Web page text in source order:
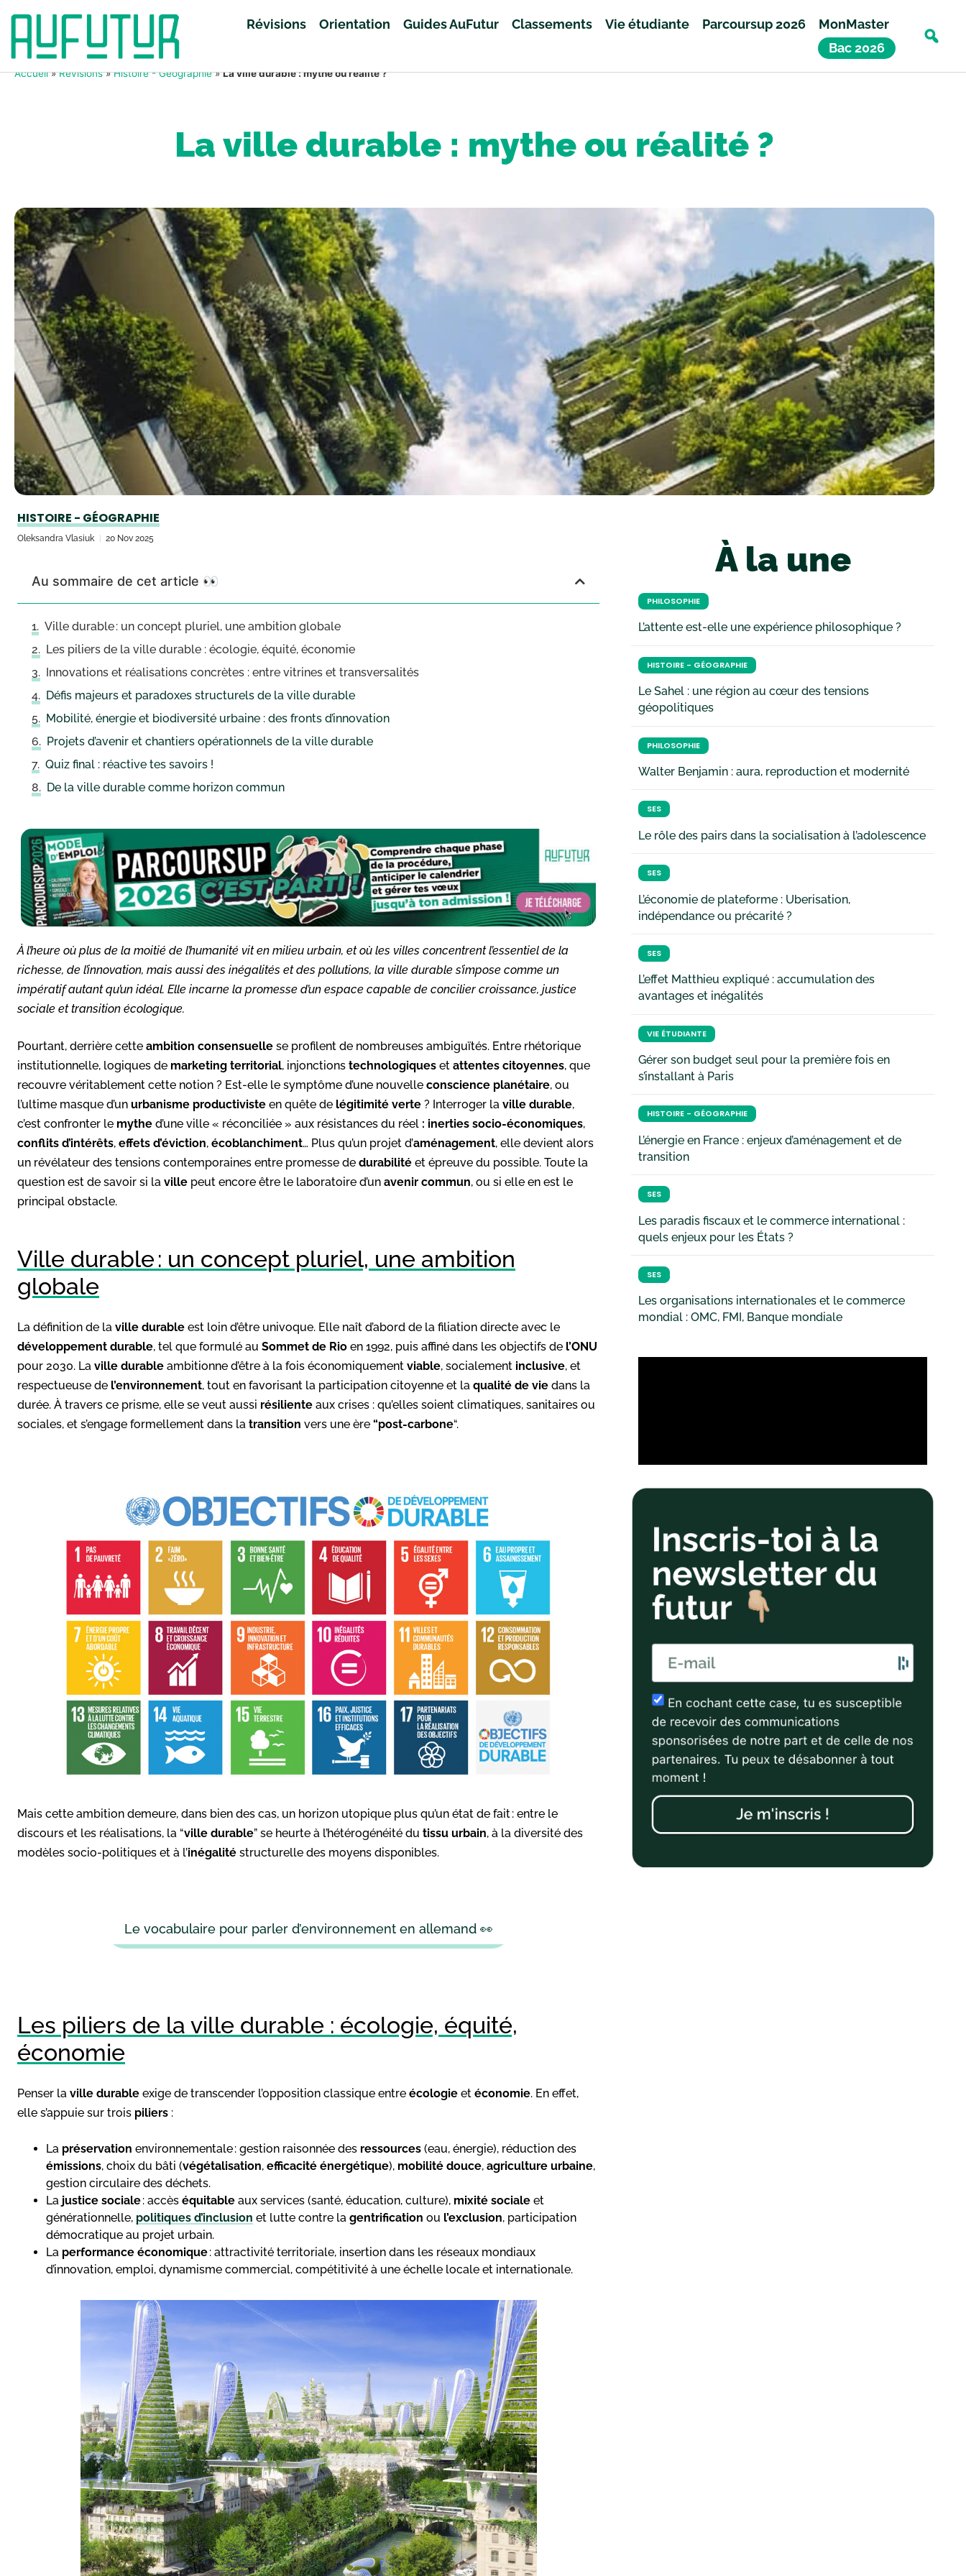
Révisions Orientation Guides AuFutur Classements Vie étudiante Parcoursup 2026
MonMaster
Bac 2026
Accueil»Révisions»Histoire - Géographie»La ville durable : mythe ou réalité ?
La ville durable : mythe ou réalité ?
HISTOIRE - GÉOGRAPHIE
Oleksandra Vlasiuk 20 Nov 2025
Au sommaire de cet article 👀
Ville durable : un concept pluriel, une ambition globale
Les piliers de la ville durable : écologie, équité, économie
Innovations et réalisations concrètes : entre vitrines et transversalités
Défis majeurs et paradoxes structurels de la ville durable
Mobilité, énergie et biodiversité urbaine : des fronts d’innovation
Projets d’avenir et chantiers opérationnels de la ville durable
Quiz final : réactive tes savoirs !
De la ville durable comme horizon commun
À l’heure où plus de la moitié de l’humanité vit en milieu urbain, et où les villes concentrent l’essentiel de la
richesse, de l’innovation, mais aussi des inégalités et des pollutions, la ville durable s’impose comme un
impératif autant qu’un idéal. Elle incarne la promesse d’un espace capable de concilier croissance, justice
sociale et transition écologique.
Pourtant, derrière cette ambition consensuelle se profilent de nombreuses ambiguïtés. Entre rhétorique
institutionnelle, logiques de marketing territorial, injonctions technologiques et attentes citoyennes, que
recouvre véritablement cette notion ? Est-elle le symptôme d’une nouvelle conscience planétaire, ou
l’ultime masque d’un urbanisme productiviste en quête de légitimité verte ? Interroger la ville durable,
c’est confronter le mythe d’une ville « réconciliée » aux résistances du réel : inerties socio-économiques,
conflits d’intérêts, effets d’éviction, écoblanchiment… Plus qu’un projet d’aménagement, elle devient alors
un révélateur des tensions contemporaines entre promesse de durabilité et épreuve du possible. Toute la
question est de savoir si la ville peut encore être le laboratoire d’un avenir commun, ou si elle en est le
principal obstacle.
Ville durable : un concept pluriel, une ambition
globale
La définition de la ville durable est loin d’être univoque. Elle naît d’abord de la filiation directe avec le
développement durable, tel que formulé au Sommet de Rio en 1992, puis affiné dans les objectifs de l’ONU
pour 2030. La ville durable ambitionne d’être à la fois économiquement viable, socialement inclusive, et
respectueuse de l’environnement, tout en favorisant la participation citoyenne et la qualité de vie dans la
durée. À travers ce prisme, elle se veut aussi résiliente aux crises : qu’elles soient climatiques, sanitaires ou
sociales, et s’engage formellement dans la transition vers une ère “post-carbone“.
Mais cette ambition demeure, dans bien des cas, un horizon utopique plus qu’un état de fait : entre le
discours et les réalisations, la “ville durable” se heurte à l’hétérogénéité du tissu urbain, à la diversité des
modèles socio-politiques et à l’inégalité structurelle des moyens disponibles.
Le vocabulaire pour parler d’environnement en allemand 👀
Les piliers de la ville durable : écologie, équité,
économie
Penser la ville durable exige de transcender l’opposition classique entre écologie et économie. En effet,
elle s’appuie sur trois piliers :
La préservation environnementale : gestion raisonnée des ressources (eau, énergie), réduction des
émissions, choix du bâti (végétalisation, efficacité énergétique), mobilité douce, agriculture urbaine,
gestion circulaire des déchets.
La justice sociale: accès équitable aux services (santé, éducation, culture), mixité sociale et
générationnelle, politiques d’inclusion et lutte contre la gentrification ou l’exclusion, participation
démocratique au projet urbain.
La performance économique: attractivité territoriale, insertion dans les réseaux mondiaux
d’innovation, emploi, dynamisme commercial, compétitivité à une échelle locale et internationale.
À la une
PHILOSOPHIE
L’attente est-elle une expérience philosophique ?
HISTOIRE - GÉOGRAPHIE
Le Sahel : une région au cœur des tensions
géopolitiques
PHILOSOPHIE
Walter Benjamin : aura, reproduction et modernité
SES
Le rôle des pairs dans la socialisation à l’adolescence
SES
L’économie de plateforme : Uberisation,
indépendance ou précarité ?
SES
L’effet Matthieu expliqué : accumulation des
avantages et inégalités
VIE ÉTUDIANTE
Gérer son budget seul pour la première fois en
s’installant à Paris
HISTOIRE - GÉOGRAPHIE
L’énergie en France : enjeux d’aménagement et de
transition
SES
Les paradis fiscaux et le commerce international :
quels enjeux pour les États ?
SES
Les organisations internationales et le commerce
mondial : OMC, FMI, Banque mondiale